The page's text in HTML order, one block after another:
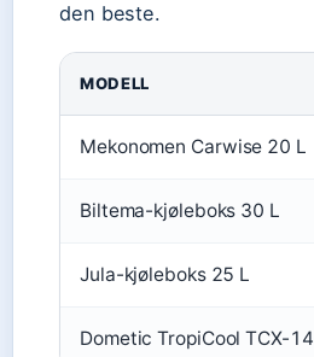
den beste.
MODELL
Mekonomen Carwise 20 L
Biltema-kjøleboks 30 L
Jula-kjøleboks 25 L
Dometic TropiCool TCX-14